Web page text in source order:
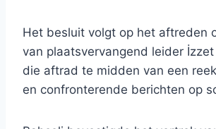
Het besluit volgt op het aftreden
van plaatsvervangend leider İzzet
die aftrad te midden van een
en confronterende berichten op